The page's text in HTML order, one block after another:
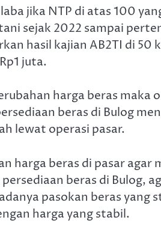
jika NTP di atas 100
sejak 2022 sampai
hasil kajian AB2TI di
juta.
harga beras maka
beras di Bulog
lewat operasi pasar.
harga beras di pasar agar
beras di Bulog,
pasokan beras yang
harga yang stabil.